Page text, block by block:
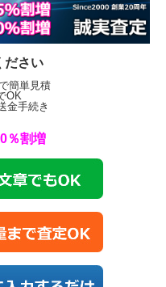
ださい
単見積
OK
手続き
％割増